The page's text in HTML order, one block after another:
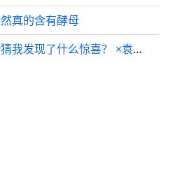
真的含有酵母
锦衣女孩们，猜猜我发现了什么惊喜？ ×袁今夏快来看呀，别错过每一个精彩瞬间